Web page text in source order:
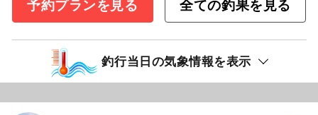
予約プランを見る
全ての釣果を見る
釣行当日の気象情報を表示